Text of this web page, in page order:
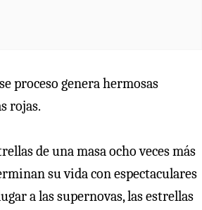
proceso genera hermosas
rojas.
de una masa ocho veces más
su vida con espectaculares
a las supernovas, las estrellas